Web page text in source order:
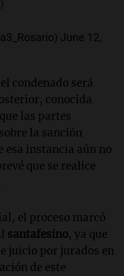
June 12,
condenado será
conocida
las partes
la sanción
esa instancia aún no
que se realice
el proceso marcó
santafesino, ya que
juicio por jurados en
de este